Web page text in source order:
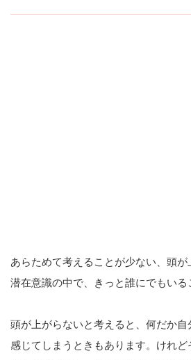
あらためて考えることが少ない、頭が
潜在意識の中で、きっと誰にでもいる
頭が上がらないと考えると、何だか自
感じてしまうときもあります。けれ